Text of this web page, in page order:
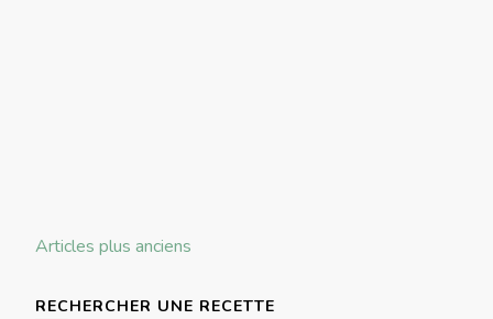
Navigation
articles
Articles plus anciens
RECHERCHER UNE RECETTE